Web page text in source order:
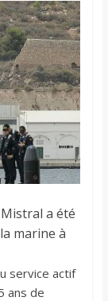
a été
marine à
service actif
ans de